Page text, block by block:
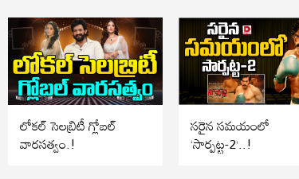
లోకల్ సెలబ్రిటీ గ్లోబల్
వారసత్వం.!
సరైన సమయంలో
‘సార్పట్ట-2’..!